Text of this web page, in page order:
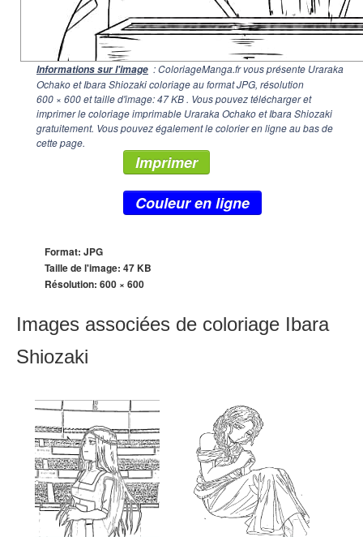
Informations sur l'image : ColoriageManga.fr vous présente Uraraka
Ochako et Ibara Shiozaki coloriage au format JPG, résolution
600 × 600et taille d'image: 47 KB . Vous pouvez télécharger et
imprimer le coloriage imprimable Uraraka Ochako et Ibara Shiozaki
gratuitement. Vous pouvez également le colorier en ligne au bas de
cette page.
Imprimer
Couleur en ligne
Format: JPG
Taille de l'image: 47 KB
Résolution: 600 × 600
Images associées de coloriage Ibara
Shiozaki